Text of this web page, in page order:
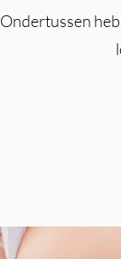
Ondertussen